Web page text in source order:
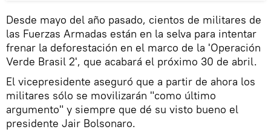
Desde mayo del año pasado, cientos de militares de
las Fuerzas Armadas están en la selva para intentar
frenar la deforestación en el marco de la 'Operación
Verde Brasil 2', que acabará el próximo 30 de abril.
El vicepresidente aseguró que a partir de ahora los
militares sólo se movilizarán "como último
argumento" y siempre que dé su visto bueno el
presidente Jair Bolsonaro.